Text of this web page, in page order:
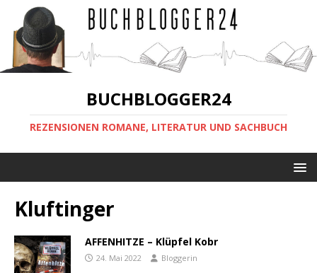
BUCHBLOGGER24
REZENSIONEN ROMANE, LITERATUR UND SACHBUCH
Kluftinger
AFFENHITZE – Klüpfel Kobr
24. Mai 2022 Bloggerin